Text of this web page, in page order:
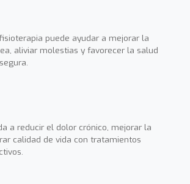
puede ayudar a mejorar la
aliviar molestias y favorecer la salud
a reducir el dolor crónico, mejorar la
calidad de vida con tratamientos